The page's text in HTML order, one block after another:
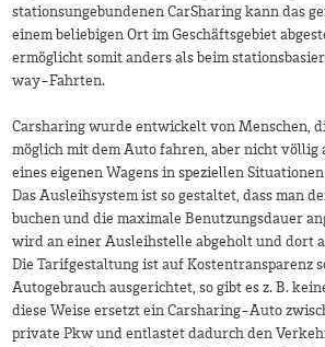
stationsungebundenen CarSharing kann das
einem beliebigen Ort im Geschäftsgebiet
ermöglicht somit anders als beim
way-Fahrten.
Carsharing wurde entwickelt von Menschen,
möglich mit dem Auto fahren, aber nicht
eines eigenen Wagens in speziellen
Das Ausleihsystem ist so gestaltet, dass man
buchen und die maximale Benutzungsdauer
wird an einer Ausleihstelle abgeholt und dort
Die Tarifgestaltung ist auf Kostentransparenz
Autogebrauch ausgerichtet, so gibt es z. B.
diese Weise ersetzt ein Carsharing-Auto
private Pkw und entlastet dadurch den